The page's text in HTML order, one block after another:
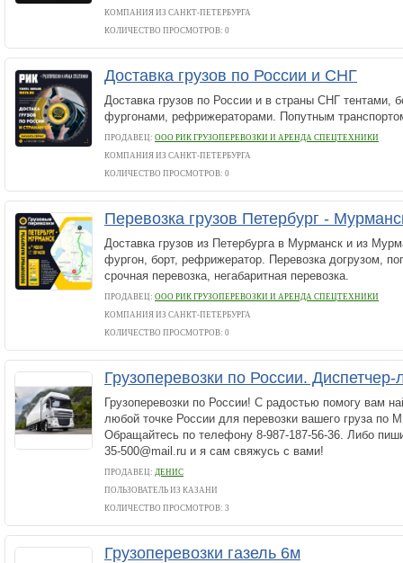
КОМПАНИЯ ИЗ САНКТ-ПЕТЕРБУРГА
КОЛИЧЕСТВО ПРОСМОТРОВ: 0
Доставка грузов по России и СНГ
Доставка грузов по России и в страны СНГ тентами,
фургонами, рефрижераторами. Попутным
ПРОДАВЕЦ: ООО РИК ГРУЗОПЕРЕВОЗКИ И АРЕНДА СПЕЦТЕХНИКИ
КОМПАНИЯ ИЗ САНКТ-ПЕТЕРБУРГА
КОЛИЧЕСТВО ПРОСМОТРОВ: 0
Перевозка грузов Петербург -
Доставка грузов из Петербурга в Мурманск и из
фургон, борт, рефрижератор. Перевозка догрузом,
срочная перевозка, негабаритная перевозка.
ПРОДАВЕЦ: ООО РИК ГРУЗОПЕРЕВОЗКИ И АРЕНДА СПЕЦТЕХНИКИ
КОМПАНИЯ ИЗ САНКТ-ПЕТЕРБУРГА
КОЛИЧЕСТВО ПРОСМОТРОВ: 0
Грузоперевозки по России. Диспетчер-
Грузоперевозки по России! С радостью помогу вам
любой точке России для перевозки вашего груза
Обращайтесь по телефону 8-987-187-56-36. Либо
35-500@mail.ru и я сам свяжусь с вами!
ПРОДАВЕЦ: ДЕНИС
ПОЛЬЗОВАТЕЛЬ ИЗ КАЗАНИ
КОЛИЧЕСТВО ПРОСМОТРОВ: 3
Грузоперевозки газель 6м